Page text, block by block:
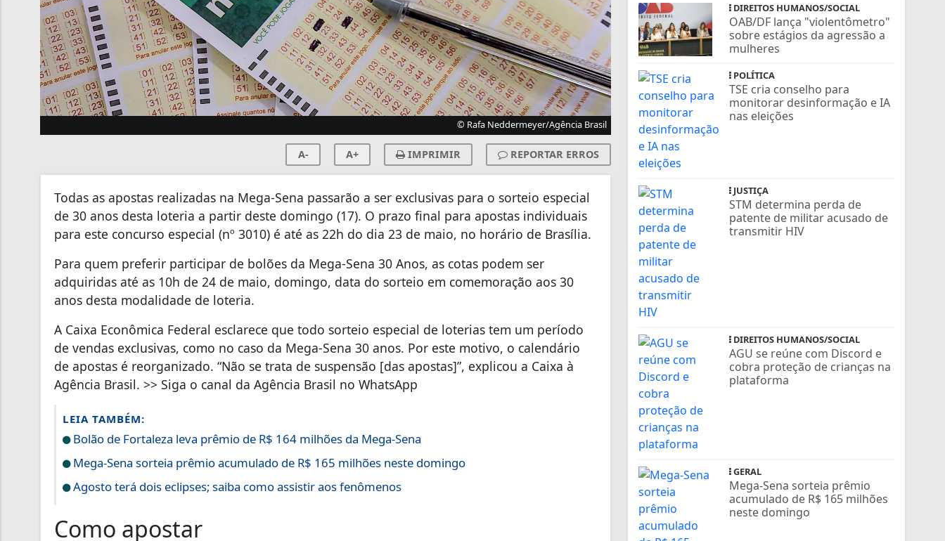
© Rafa Neddermeyer/Agência Brasil
A- A+ IMPRIMIR REPORTAR ERROS
Todas as apostas realizadas na Mega-Sena passarão a ser exclusivas para o sorteio especial
de 30 anos desta loteria a partir deste domingo (17). O prazo final para apostas individuais
para este concurso especial (nº 3010) é até as 22h do dia 23 de maio, no horário de Brasília.
Para quem preferir participar de bolões da Mega-Sena 30 Anos, as cotas podem ser
adquiridas até as 10h de 24 de maio, domingo, data do sorteio em comemoração aos 30
anos desta modalidade de loteria.
A Caixa Econômica Federal esclarece que todo sorteio especial de loterias tem um período
de vendas exclusivas, como no caso da Mega-Sena 30 anos. Por este motivo, o calendário
de apostas é reorganizado. “Não se trata de suspensão [das apostas]”, explicou a Caixa à
Agência Brasil. >> Siga o canal da Agência Brasil no WhatsApp
LEIA TAMBÉM:
Bolão de Fortaleza leva prêmio de R$ 164 milhões da Mega-Sena
Mega-Sena sorteia prêmio acumulado de R$ 165 milhões neste domingo
Agosto terá dois eclipses; saiba como assistir aos fenômenos
Como apostar
DIREITOS HUMANOS/SOCIAL
OAB/DF lança "violentômetro"
sobre estágios da agressão a
mulheres
POLÍTICA
TSE cria conselho para
monitorar desinformação e IA
nas eleições
JUSTIÇA
STM determina perda de
patente de militar acusado de
transmitir HIV
DIREITOS HUMANOS/SOCIAL
AGU se reúne com Discord e
cobra proteção de crianças na
plataforma
GERAL
Mega-Sena sorteia prêmio
acumulado de R$ 165 milhões
neste domingo